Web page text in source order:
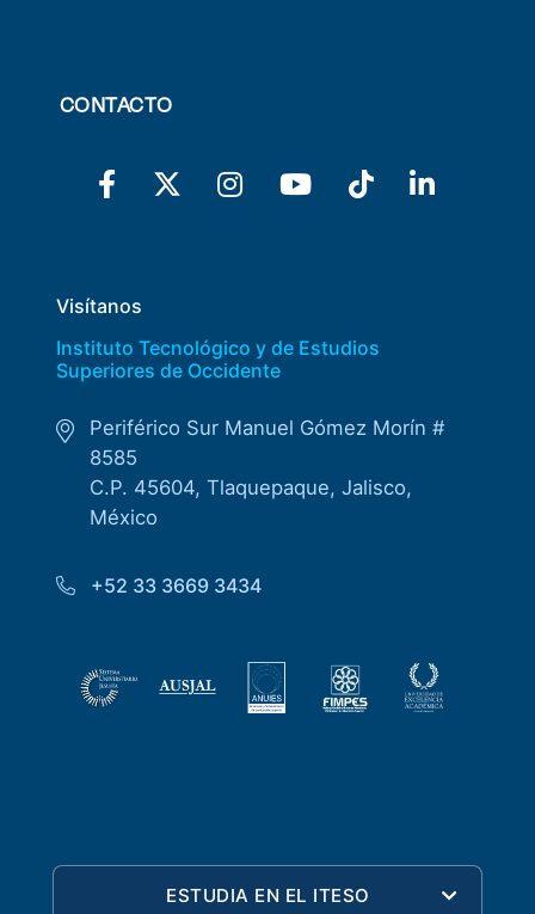
CONTACTO
Visítanos
Instituto Tecnológico y de Estudios
Superiores de Occidente
Periférico Sur Manuel Gómez Morín #
8585
C.P. 45604, Tlaquepaque, Jalisco,
México
+52 33 3669 3434
ESTUDIA EN EL ITESO